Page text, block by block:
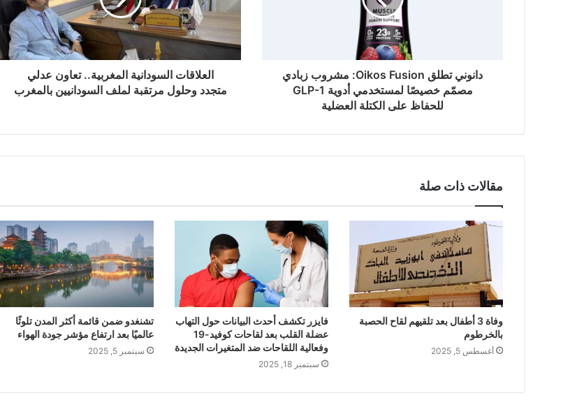
دانوني تطلق Oikos Fusion: مشروب زبادي
مصمّم خصيصًا لمستخدمي أدوية GLP-1
للحفاظ على الكتلة العضلية
العلاقات السودانية المغربية.. تعاون عدلي
متجدد وحلول مرتقبة لملف السودانيين بالمغرب
مقالات ذات صلة
وفاة 3 أطفال بعد تلقيهم لقاح الحصبة
بالخرطوم
أغسطس 5, 2025
فايزر تكشف أحدث البيانات حول التهاب
عضلة القلب بعد لقاحات كوفيد-19
وفعالية اللقاحات ضد المتغيرات الجديدة
سبتمبر 18, 2025
تشنغدو ضمن قائمة أكثر المدن تلوثًا
عالميًا بعد ارتفاع مؤشر جودة الهواء
سبتمبر 5, 2025